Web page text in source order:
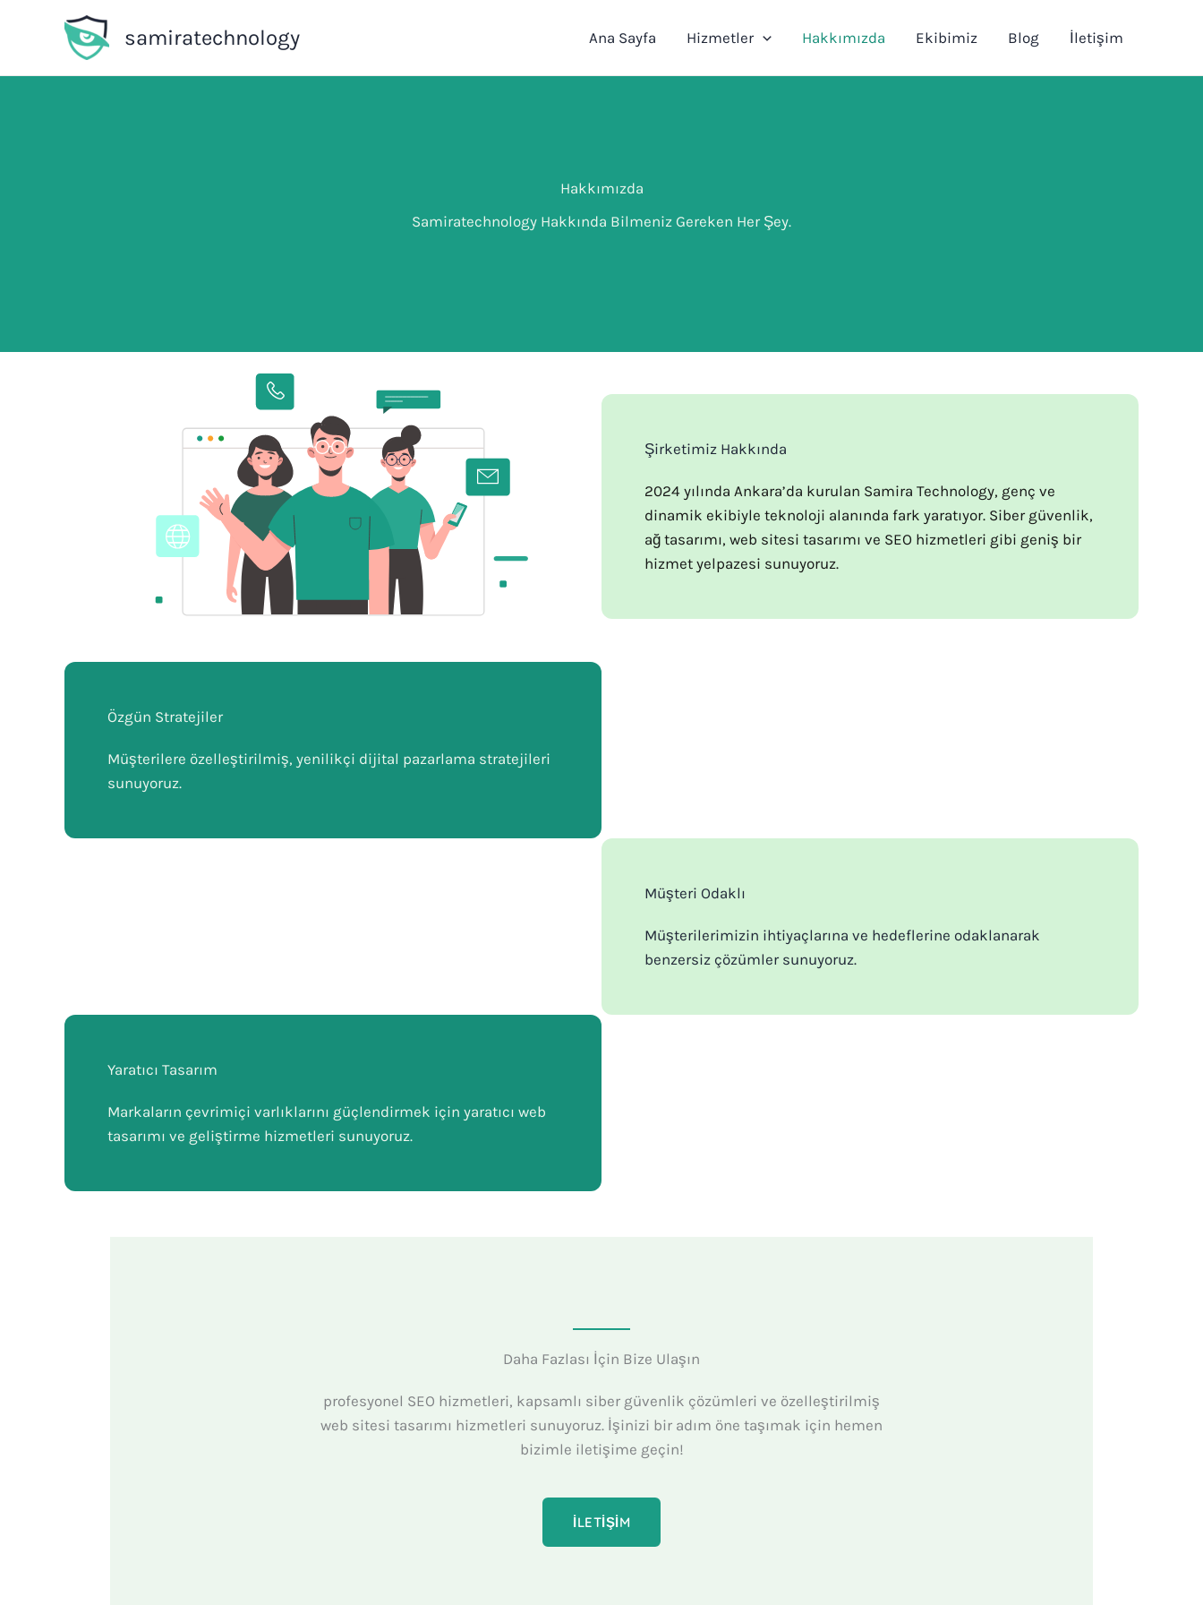
samiratechnology Ana Sayfa Hizmetler Hakkımızda Ekibimiz Blog İletişim
Hakkımızda
Samiratechnology Hakkında Bilmeniz Gereken Her Şey.
Şirketimiz Hakkında
2024 yılında Ankara’da kurulan Samira Technology, genç ve
dinamik ekibiyle teknoloji alanında fark yaratıyor. Siber güvenlik,
ağ tasarımı, web sitesi tasarımı ve SEO hizmetleri gibi geniş bir
hizmet yelpazesi sunuyoruz.
Özgün Stratejiler
Müşterilere özelleştirilmiş, yenilikçi dijital pazarlama stratejileri
sunuyoruz.
Müşteri Odaklı
Müşterilerimizin ihtiyaçlarına ve hedeflerine odaklanarak
benzersiz çözümler sunuyoruz.
Yaratıcı Tasarım
Markaların çevrimiçi varlıklarını güçlendirmek için yaratıcı web
tasarımı ve geliştirme hizmetleri sunuyoruz.
Daha Fazlası İçin Bize Ulaşın
profesyonel SEO hizmetleri, kapsamlı siber güvenlik çözümleri ve özelleştirilmiş
web sitesi tasarımı hizmetleri sunuyoruz. İşinizi bir adım öne taşımak için hemen
bizimle iletişime geçin!
İLETIŞIM